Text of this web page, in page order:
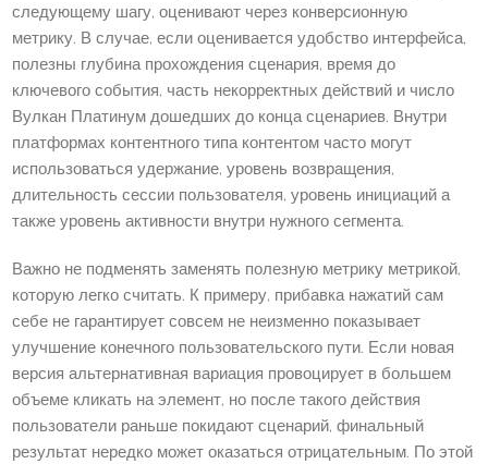
следующему шагу, оценивают через конверсионную
метрику. В случае, если оценивается удобство интерфейса,
полезны глубина прохождения сценария, время до
ключевого события, часть некорректных действий и число
Вулкан Платинум дошедших до конца сценариев. Внутри
платформах контентного типа контентом часто могут
использоваться удержание, уровень возвращения,
длительность сессии пользователя, уровень инициаций а
также уровень активности внутри нужного сегмента.
Важно не подменять заменять полезную метрику метрикой,
которую легко считать. К примеру, прибавка нажатий сам
себе не гарантирует совсем не неизменно показывает
улучшение конечного пользовательского пути. Если новая
версия альтернативная вариация провоцирует в большем
объеме кликать на элемент, но после такого действия
пользователи раньше покидают сценарий, финальный
результат нередко может оказаться отрицательным. По этой